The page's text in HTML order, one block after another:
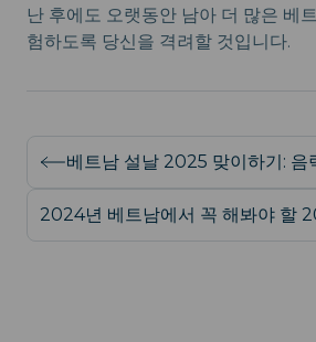
난 후에도 오랫동안 남아 더 많은 베
험하도록 당신을 격려할 것입니다.
베트남 설날 2025 맞이하기: 음
2024년 베트남에서 꼭 해봐야 할